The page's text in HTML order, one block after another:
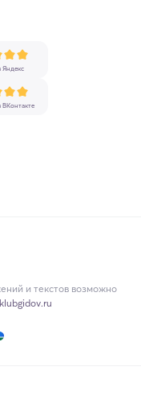
Яндекс
ВКонтакте
и текстов возможно
klubgidov.ru